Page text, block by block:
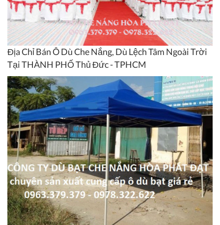
Địa Chỉ Bán Ô Dù Che Nắng, Dù Lệch Tâm Ngoài Trời
Tại THÀNH PHỐ Thủ Đức - TPHCM